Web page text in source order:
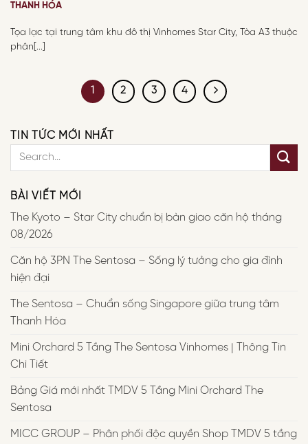
THANH HÓA
Tọa lạc tại trung tâm khu đô thị Vinhomes Star City, Tòa A3 thuộc
phân[...]
1 2 3 4
TIN TỨC MỚI NHẤT
BÀI VIẾT MỚI
The Kyoto – Star City chuẩn bị bàn giao căn hộ tháng
08/2026
Căn hộ 3PN The Sentosa – Sống lý tưởng cho gia đình
hiện đại
The Sentosa – Chuẩn sống Singapore giữa trung tâm
Thanh Hóa
Mini Orchard 5 Tầng The Sentosa Vinhomes | Thông Tin
Chi Tiết
Bảng Giá mới nhất TMDV 5 Tầng Mini Orchard The
Sentosa
MICC GROUP – Phân phối độc quyền Shop TMDV 5 tầng